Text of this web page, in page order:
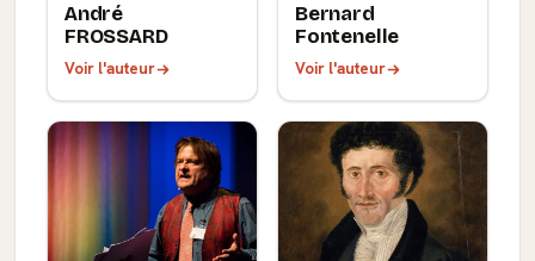
André
FROSSARD
Voir l'auteur
Bernard
Fontenelle
Voir l'auteur